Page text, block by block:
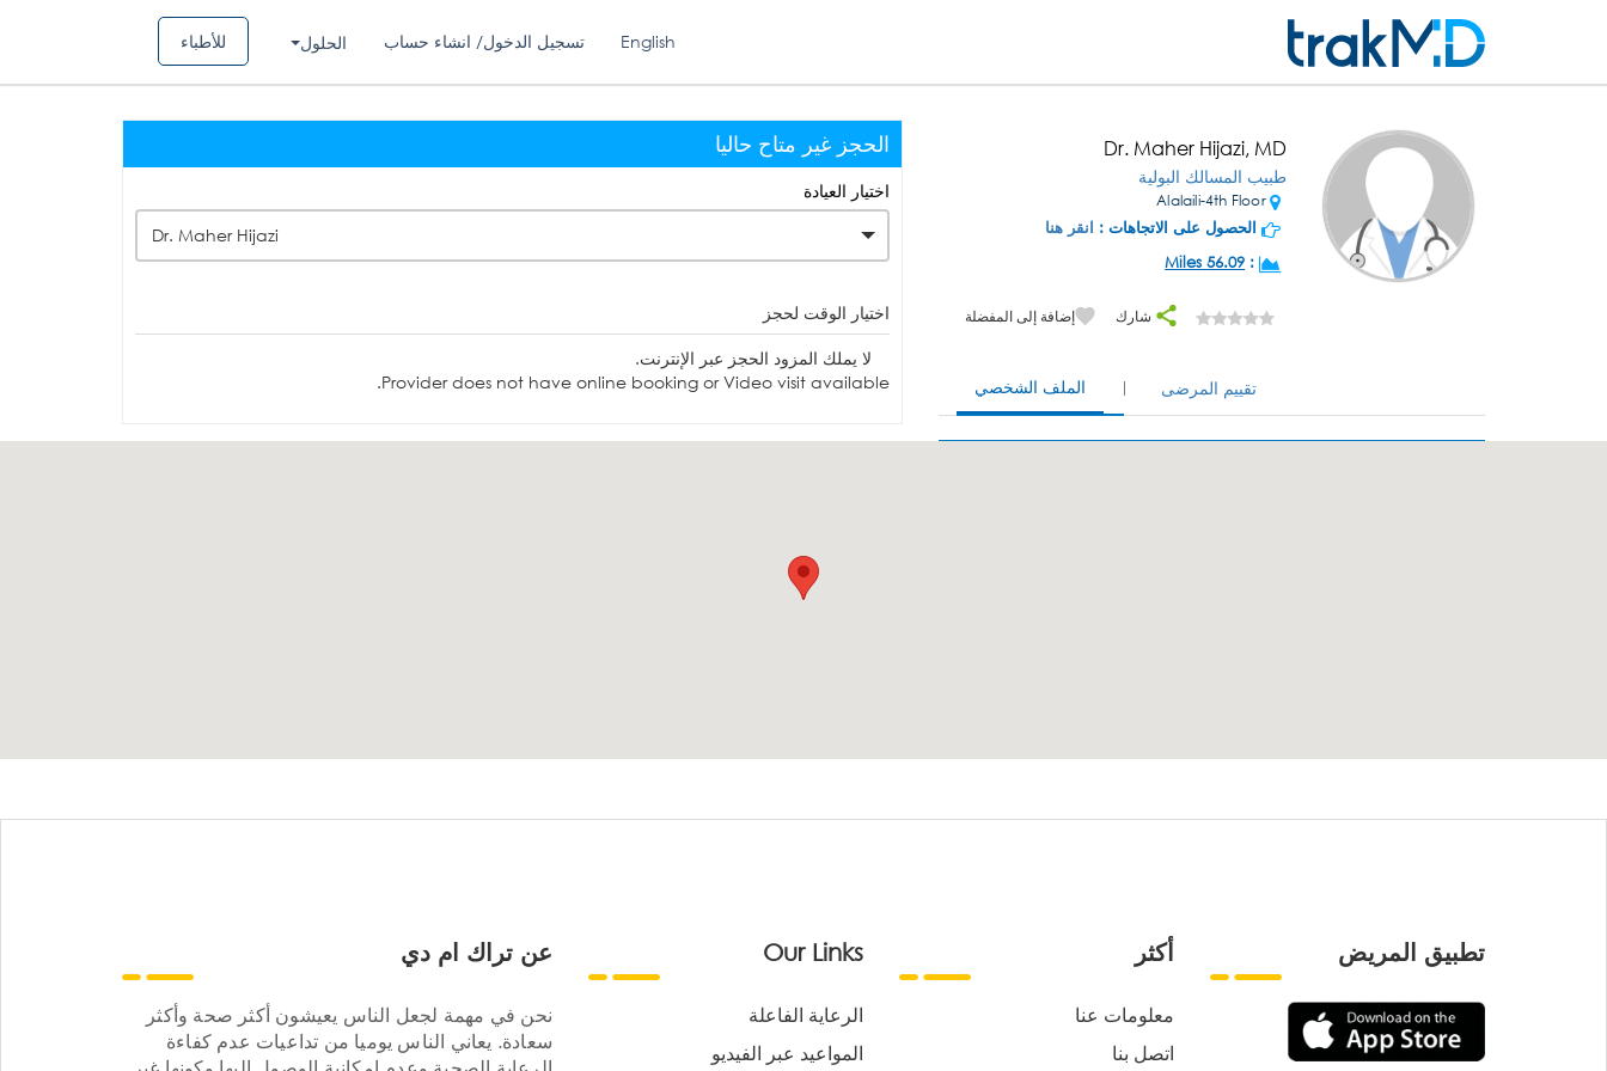
للأطباء الحلول تسجيل الدخول/ انشاء حساب English
Dr. Maher Hijazi, MD
طبيب المسالك البولية
Alalaili-4th Floor
الحصول على الاتجاهات : انقر هنا
:
56.09 Miles
شارك إضافة إلى المفضلة
الملف الشخصي تقييم المرضى
الحجز غير متاح حاليا
اختيار العيادة
Dr. Maher Hijazi
اختيار الوقت لحجز
لا يملك المزود الحجز عبر الإنترنت.
Provider does not have online booking or Video visit available.
عن تراك ام دي
نحن في مهمة لجعل الناس يعيشون أكثر صحة وأكثر
سعادة. يعاني الناس يوميا من تداعيات عدم كفاءة
Our Links
الرعاية الفاعلة
المواعيد عبر الفيديو
أكثر
معلومات عنا
اتصل بنا
تطبيق المريض